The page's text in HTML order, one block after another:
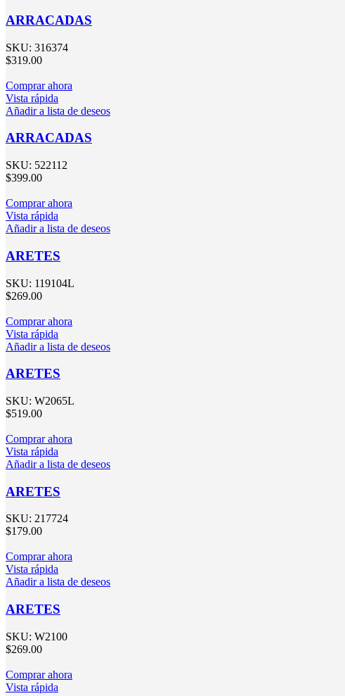
ARRACADAS
SKU: 316374
$319.00
Comprar ahora
Vista rápida
Añadir a lista de deseos
ARRACADAS
SKU: 522112
$399.00
Comprar ahora
Vista rápida
Añadir a lista de deseos
ARETES
SKU: 119104L
$269.00
Comprar ahora
Vista rápida
Añadir a lista de deseos
ARETES
SKU: W2065L
$519.00
Comprar ahora
Vista rápida
Añadir a lista de deseos
ARETES
SKU: 217724
$179.00
Comprar ahora
Vista rápida
Añadir a lista de deseos
ARETES
SKU: W2100
$269.00
Comprar ahora
Vista rápida